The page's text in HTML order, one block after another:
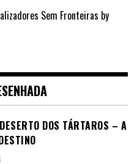
Sem Fronteiras by
DOS TÁRTAROS – A